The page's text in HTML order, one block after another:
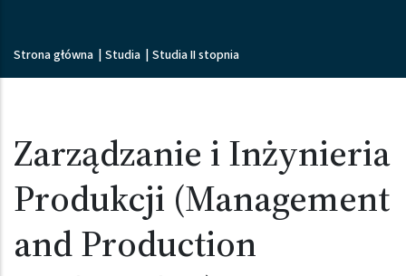
Ścieżka nawigacyjna
Strona główna Studia Studia II stopnia
Zarządzanie i Inżynieria
Produkcji (Management
and Production